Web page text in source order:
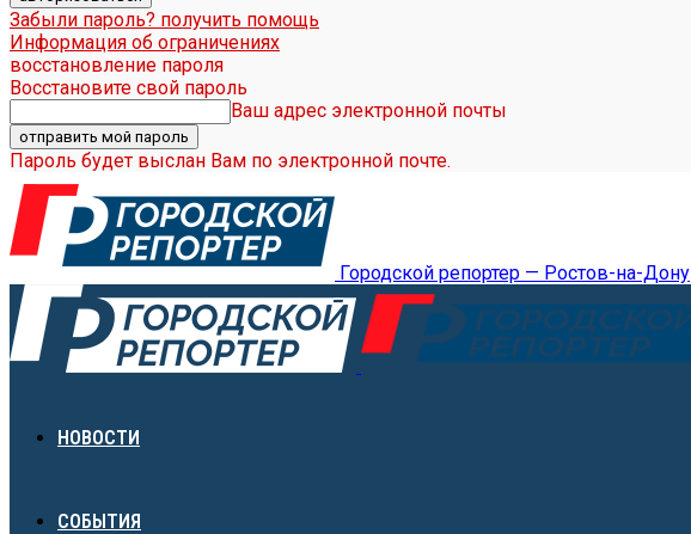
Забыли пароль? получить помощь
Информация об ограничениях
восстановление пароля
Восстановите свой пароль
Ваш адрес электронной почты
Пароль будет выслан Вам по электронной почте.
Городской репортер — Ростов-на-Дону
НОВОСТИ
СОБЫТИЯ